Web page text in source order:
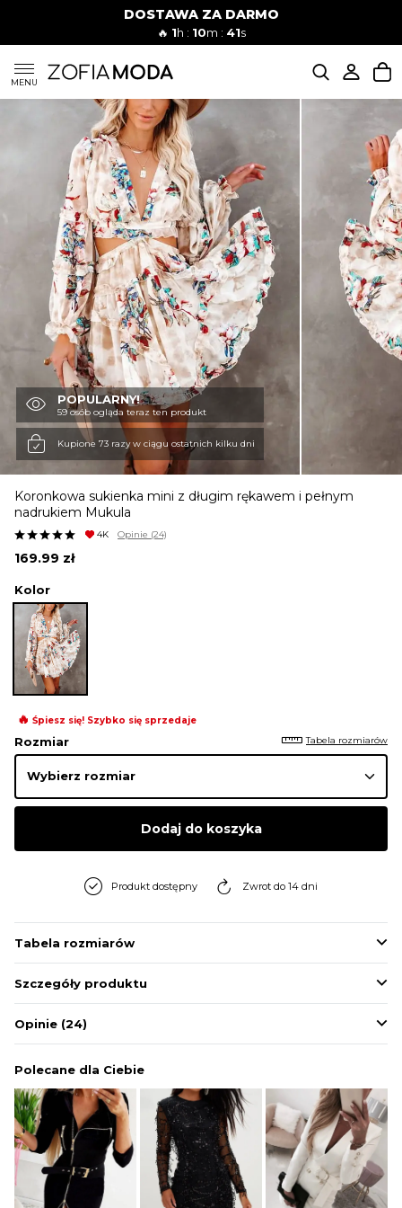
DOSTAWA ZA DARMO
🔥 1h : 10m : 40s
MENU
SUKIENKI
MODA PLAŻOWA
KURTKI I PŁASZCZE
SPÓDNICE
KOMBINEZONY
DRESY
MARYNARKI
SWETRY
BIELIZNA
POPULARNY!
59 osób ogląda teraz ten produkt
Kupione 73 razy w ciągu ostatnich kilku dni
Koronkowa sukienka mini z długim rękawem i pełnym
nadrukiem Mukula
4K Opinie (24)
169.99 zł
Kolor
🔥 Śpiesz się! Szybko się sprzedaje
Rozmiar Tabela rozmiarów
Dodaj do koszyka
Produkt dostępny Zwrot do 14 dni
Tabela rozmiarów
Szczegóły produktu
Opinie (24)
Polecane dla Ciebie